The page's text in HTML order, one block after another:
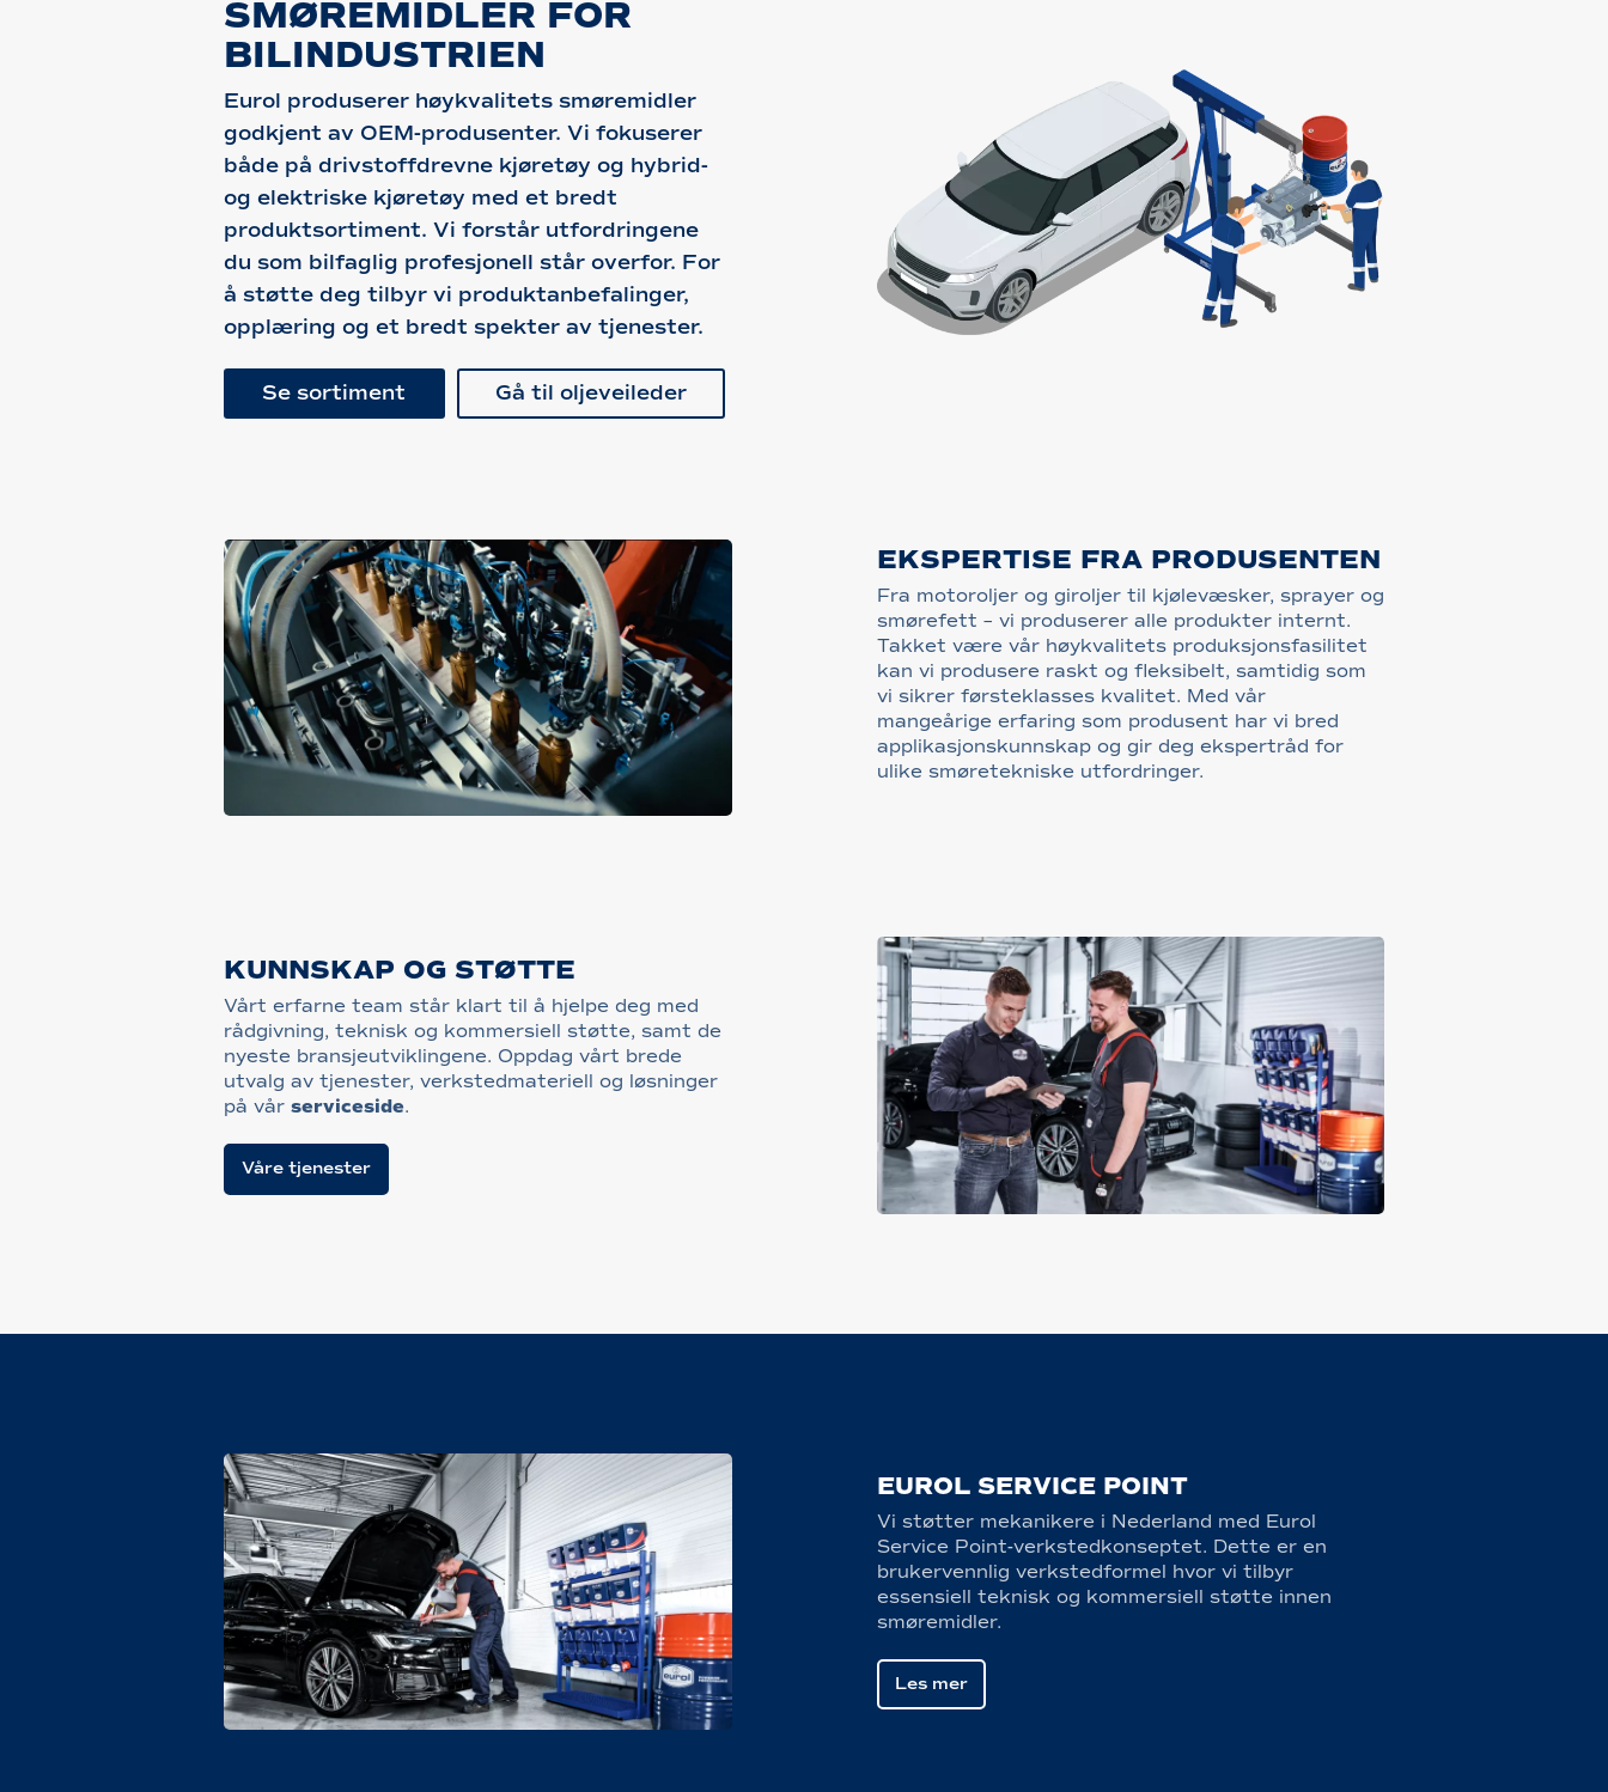
SMØREMIDLER FOR
BILINDUSTRIEN
Eurol produserer høykvalitets smøremidler
godkjent av OEM-produsenter. Vi fokuserer
både på drivstoffdrevne kjøretøy og hybrid-
og elektriske kjøretøy med et bredt
produktsortiment. Vi forstår utfordringene
du som bilfaglig profesjonell står overfor. For
å støtte deg tilbyr vi produktanbefalinger,
opplæring og et bredt spekter av tjenester.
Se sortiment Gå til oljeveileder
EKSPERTISE FRA PRODUSENTEN
Fra motoroljer og giroljer til kjølevæsker, sprayer og
smørefett – vi produserer alle produkter internt.
Takket være vår høykvalitets produksjonsfasilitet
kan vi produsere raskt og fleksibelt, samtidig som
vi sikrer førsteklasses kvalitet. Med vår
mangeårige erfaring som produsent har vi bred
applikasjonskunnskap og gir deg ekspertråd for
ulike smøretekniske utfordringer.
KUNNSKAP OG STØTTE
Vårt erfarne team står klart til å hjelpe deg med
rådgivning, teknisk og kommersiell støtte, samt de
nyeste bransjeutviklingene. Oppdag vårt brede
utvalg av tjenester, verkstedmateriell og løsninger
på vårserviceside.
Våre tjenester
EUROL SERVICE POINT
Vi støtter mekanikere i Nederland med Eurol
Service Point-verkstedkonseptet. Dette er en
brukervennlig verkstedformel hvor vi tilbyr
essensiell teknisk og kommersiell støtte innen
smøremidler.
Les mer